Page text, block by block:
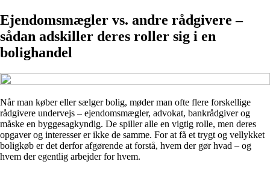
Ejendomsmægler vs. andre rådgivere –
sådan adskiller deres roller sig i en
bolighandel
Når man køber eller sælger bolig, møder man ofte flere forskellige
rådgivere undervejs – ejendomsmægler, advokat, bankrådgiver og
måske en byggesagkyndig. De spiller alle en vigtig rolle, men deres
opgaver og interesser er ikke de samme. For at få et trygt og vellykket
boligkøb er det derfor afgørende at forstå, hvem der gør hvad – og
hvem der egentlig arbejder for hvem.